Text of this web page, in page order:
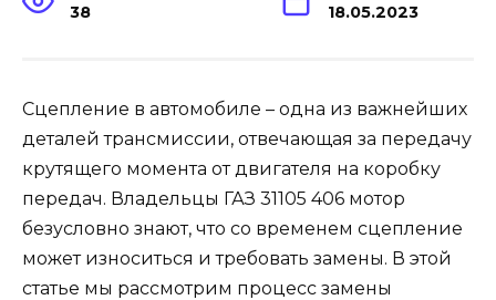
38 18.05.2023
Сцепление в автомобиле – одна из важнейших
деталей трансмиссии, отвечающая за передачу
крутящего момента от двигателя на коробку
передач. Владельцы ГАЗ 31105 406 мотор
безусловно знают, что со временем сцепление
может износиться и требовать замены. В этой
статье мы рассмотрим процесс замены